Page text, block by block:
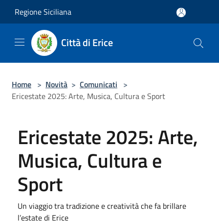
Regione Siciliana
Città di Erice
Home > Novità > Comunicati >
Ericestate 2025: Arte, Musica, Cultura e Sport
Ericestate 2025: Arte,
Musica, Cultura e
Sport
Un viaggio tra tradizione e creatività che fa brillare
l’estate di Erice